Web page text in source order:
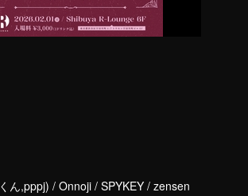
ん,pppj) / Onnoji / SPYKEY / zensen